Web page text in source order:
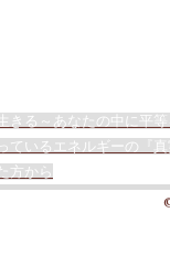
きる～あなたの中に平
ているエネルギーの『
方から